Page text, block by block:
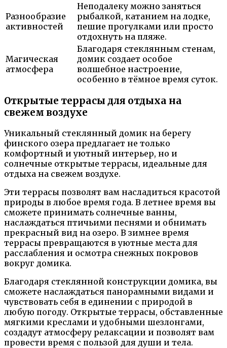
Разнообразие
активностей
Неподалеку можно заняться
рыбалкой, катанием на лодке,
пешие прогулками или просто
отдохнуть на пляже.
Магическая
атмосфера
Благодаря стеклянным стенам,
домик создает особое
волшебное настроение,
особенно в тёмное время суток.
Открытые террасы для отдыха на
свежем воздухе
Уникальный стеклянный домик на берегу
финского озера предлагает не только
комфортный и уютный интерьер, но и
солнечные открытые террасы, идеальные для
отдыха на свежем воздухе.
Эти террасы позволят вам насладиться красотой
природы в любое время года. В летнее время вы
сможете принимать солнечные ванны,
наслаждаться птичьими песнями и обнимать
прекрасный вид на озеро. В зимнее время
террасы превращаются в уютные места для
расслабления и осмотра снежных покровов
вокруг домика.
Благодаря стеклянной конструкции домика, вы
сможете наслаждаться панорамными видами и
чувствовать себя в единении с природой в
любую погоду. Открытые террасы, обставленные
мягкими креслами и удобными шезлонгами,
создадут атмосферу релаксации и позволят вам
провести время с пользой для души и тела.